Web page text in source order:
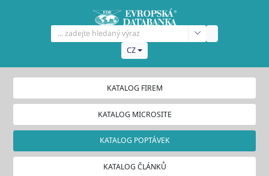
CZ
KATALOG FIREM
KATALOG MICROSITE
KATALOG POPTÁVEK
KATALOG ČLÁNKŮ